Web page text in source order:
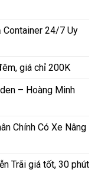
Container 24/7 Uy
giá chỉ 200K
– Hoàng Minh
Chính Có Xe Nâng
Trãi giá tốt, 30 phút